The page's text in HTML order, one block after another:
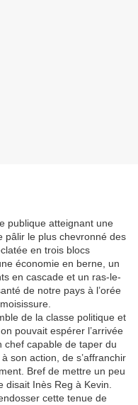
publique atteignant une
pâlir le plus chevronné des
en trois blocs
économie en berne, un
en cascade et un ras-le-
de notre pays à l’orée
de la classe politique et
pouvait espérer l’arrivée
chef capable de taper du
son action, de s’affranchir
Bref de mettre un peu
Inès Reg à Kevin.
cette tenue de